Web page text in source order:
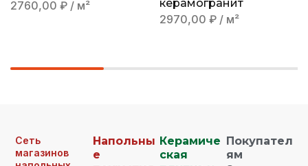
2760,00 ₽ / м²
керамогранит
2970,00 ₽ / м²
Сеть
магазинов
Напольны
е
Керамиче
ская
Покупател
ям